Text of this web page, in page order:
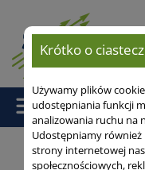
Krótko o
Używamy plików
udostępniania funkcji
analizowania ruchu na
Udostępniamy
strony internetowej
społecznościowych,